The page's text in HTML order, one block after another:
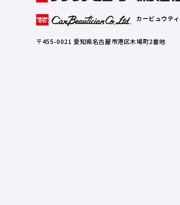
カービュウテ
〒455-0021 愛知県名古屋市港区木場町2番地